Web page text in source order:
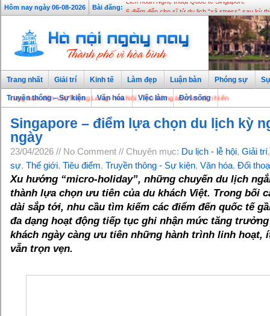
Hôm nay ngày 06-08-2026
Bài đăng:
6 điểm đến cho sĩ tử du lịch “xả stress” sau kỳ thi
Liên hoan Nghệ thuật Quốc tế Singapore
bạn đến với Thăng Long - Hà Nội, Thủ đô ngàn năm văn hiến
Trang nhất Giải trí Kinh tế Làm đẹp Luận bàn Phóng sự
Truyền thông – Sự kiện Văn hóa Việc làm Đời sống
Singapore – điểm lựa chọn du lịch kỳ
ngày
23/04/2026 // No Comment // Chuyên mục: Du lịch - lễ hội, Giải trí
sự, Thế giới, Tiêu điểm, Truyền thông - Sự kiện, Văn hóa, Đối
Xu hướng “micro-holiday”, những chuyến du lịch
thành lựa chọn ưu tiên của du khách Việt. Trong bối
dài sắp tới, nhu cầu tìm kiếm các điểm đến quốc tế
đa dạng hoạt động tiếp tục ghi nhận mức tăng
khách ngày càng ưu tiên những hành trình linh hoạt,
vẫn trọn vẹn.